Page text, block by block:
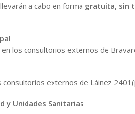
a cabo en forma gratuita, sin
en los consultorios externos de
consultorios externos de Láinez
y Unidades Sanitarias